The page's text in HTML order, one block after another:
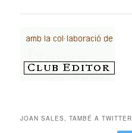
JOAN SALES, TAMBÉ A TWITTER